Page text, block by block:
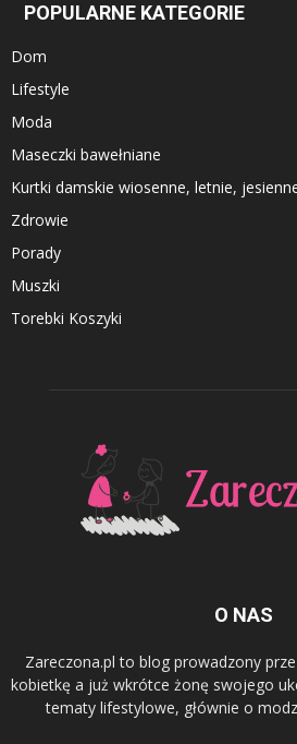
POPULARNE KATEGORIE
Dom
Lifestyle
Moda
Maseczki bawełniane
Kurtki damskie wiosenne, letnie,
Zdrowie
Porady
Muszki
Torebki Koszyki
O NAS
Zareczona.pl to blog prowadzony
kobietkę a już wkrótce żonę swojego
tematy lifestylowe, głównie o